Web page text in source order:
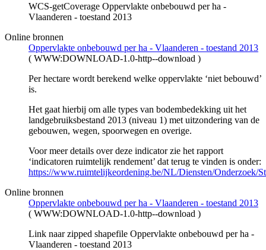
WCS-getCoverage Oppervlakte onbebouwd per ha -
Vlaanderen - toestand 2013
Online bronnen
Oppervlakte onbebouwd per ha - Vlaanderen - toestand 2013
( WWW:DOWNLOAD-1.0-http--download )
Per hectare wordt berekend welke oppervlakte ‘niet bebouwd’
is.
Het gaat hierbij om alle types van bodembedekking uit het
landgebruiksbestand 2013 (niveau 1) met uitzondering van de
gebouwen, wegen, spoorwegen en overige.
Voor meer details over deze indicator zie het rapport
‘indicatoren ruimtelijk rendement’ dat terug te vinden is onder:
https://www.ruimtelijkeordening.be/NL/Diensten/Onderzoek/
Online bronnen
Oppervlakte onbebouwd per ha - Vlaanderen - toestand 2013
( WWW:DOWNLOAD-1.0-http--download )
Link naar zipped shapefile Oppervlakte onbebouwd per ha -
Vlaanderen - toestand 2013